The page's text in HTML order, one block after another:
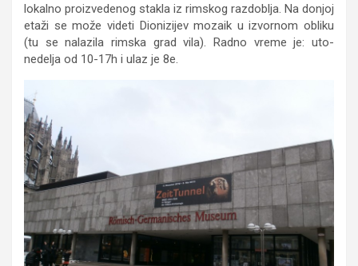
lokalno proizvedenog stakla iz rimskog razdoblja. Na donjoj
etaži se može videti Dionizijev mozaik u izvornom obliku
(tu se nalazila rimska grad vila). Radno vreme je: uto-
nedelja od 10-17h i ulaz je 8e.